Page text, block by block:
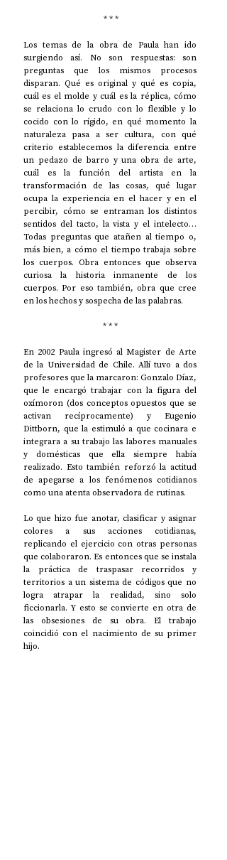
* * *
Los temas de la obra de Paula han ido
surgiendo así. No son respuestas: son
preguntas que los mismos procesos
disparan. Qué es original y qué es copia,
cuál es el molde y cuál es la réplica, cómo
se relaciona lo crudo con lo flexible y lo
cocido con lo rígido, en qué momento la
naturaleza pasa a ser cultura, con qué
criterio establecemos la diferencia entre
un pedazo de barro y una obra de arte,
cuál es la función del artista en la
transformación de las cosas, qué lugar
ocupa la experiencia en el hacer y en el
percibir, cómo se entraman los distintos
sentidos del tacto, la vista y el intelecto…
Todas preguntas que atañen al tiempo o,
más bien, a cómo el tiempo trabaja sobre
los cuerpos. Obra entonces que observa
curiosa la historia inmanente de los
cuerpos. Por eso también, obra que cree
en los hechos y sospecha de las palabras.
* * *
En 2002 Paula ingresó al Magister de Arte
de la Universidad de Chile. Allí tuvo a dos
profesores que la marcaron: Gonzalo Díaz,
que le encargó trabajar con la figura del
oxímoron (dos conceptos opuestos que se
activan recíprocamente) y Eugenio
Dittborn, que la estimuló a que cocinara e
integrara a su trabajo las labores manuales
y domésticas que ella siempre había
realizado. Esto también reforzó la actitud
de apegarse a los fenómenos cotidianos
como una atenta observadora de rutinas.
Lo que hizo fue anotar, clasificar y asignar
colores a sus acciones cotidianas,
replicando el ejercicio con otras personas
que colaboraron. Es entonces que se instala
la práctica de traspasar recorridos y
territorios a un sistema de códigos que no
logra atrapar la realidad, sino solo
ficcionarla. Y esto se convierte en otra de
las obsesiones de su obra. El trabajo
coincidió con el nacimiento de su primer
hijo.